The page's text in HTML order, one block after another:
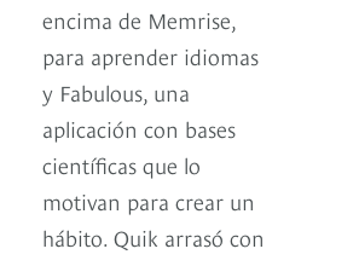
encima de Memrise,
para aprender idiomas
y Fabulous, una
aplicación con bases
científicas que lo
motivan para crear un
hábito. Quik arrasó con